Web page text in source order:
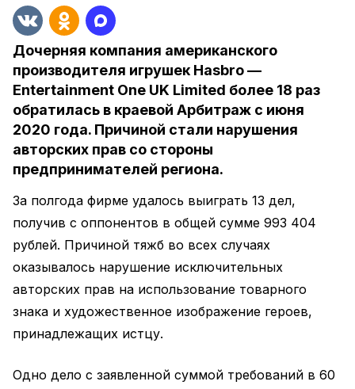
Дочерняя компания американского
производителя игрушек Hasbro —
Entertainment One UK Limited более 18 раз
обратилась в краевой Арбитраж с июня
2020 года. Причиной стали нарушения
авторских прав со стороны
предпринимателей региона.
За полгода фирме удалось выиграть 13 дел,
получив с оппонентов в общей сумме 993 404
рублей. Причиной тяжб во всех случаях
оказывалось нарушение исключительных
авторских прав на использование товарного
знака и художественное изображение героев,
принадлежащих истцу.
Одно дело с заявленной суммой требований в 60